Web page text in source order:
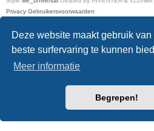
Deze website maakt gebruik
beste surfervaring te kunnen
Meer informatie
Begrepen!
Privacy Gebruikersvoorwaarden